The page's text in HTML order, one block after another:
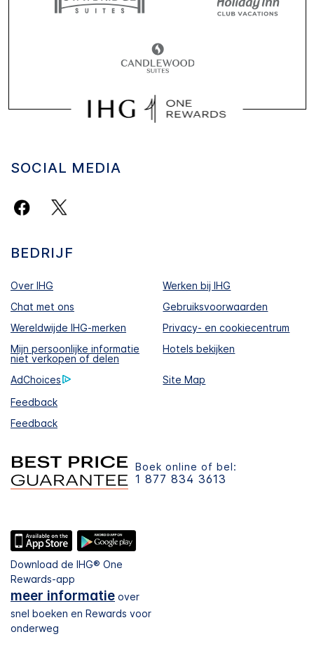
SOCIAL MEDIA
BEDRIJF
Over IHG
Werken bij IHG
Chat met ons
Gebruiksvoorwaarden
Wereldwijde IHG-merken
Privacy- en cookiecentrum
Mijn persoonlijke informatie
niet verkopen of delen
Hotels bekijken
AdChoices
Site Map
Feedback
Feedback
Boek online of bel:
1 877 834 3613
Download de IHG® One
Rewards-app
meer informatie over
snel boeken en Rewards voor
onderweg